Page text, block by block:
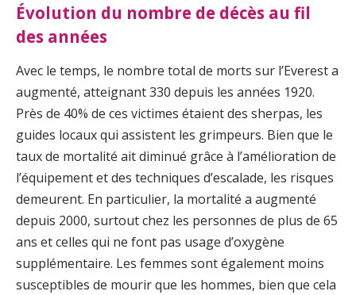
Évolution du nombre de décès au fil
des années
Avec le temps, le nombre total de morts sur l’Everest a
augmenté, atteignant 330 depuis les années 1920.
Près de 40% de ces victimes étaient des sherpas, les
guides locaux qui assistent les grimpeurs. Bien que le
taux de mortalité ait diminué grâce à l’amélioration de
l’équipement et des techniques d’escalade, les risques
demeurent. En particulier, la mortalité a augmenté
depuis 2000, surtout chez les personnes de plus de 65
ans et celles qui ne font pas usage d’oxygène
supplémentaire. Les femmes sont également moins
susceptibles de mourir que les hommes, bien que cela